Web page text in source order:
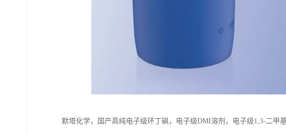
默塔化学，国产高纯电子级环丁砜，电子级DMI溶剂，电子级1,3-二甲